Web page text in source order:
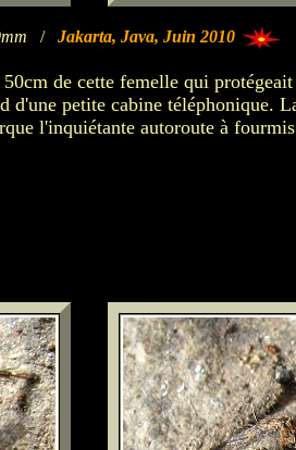
/ Jakarta, Java, Juin 2010
de cette femelle qui
petite cabine téléphonique.
l'inquiétante autoroute à